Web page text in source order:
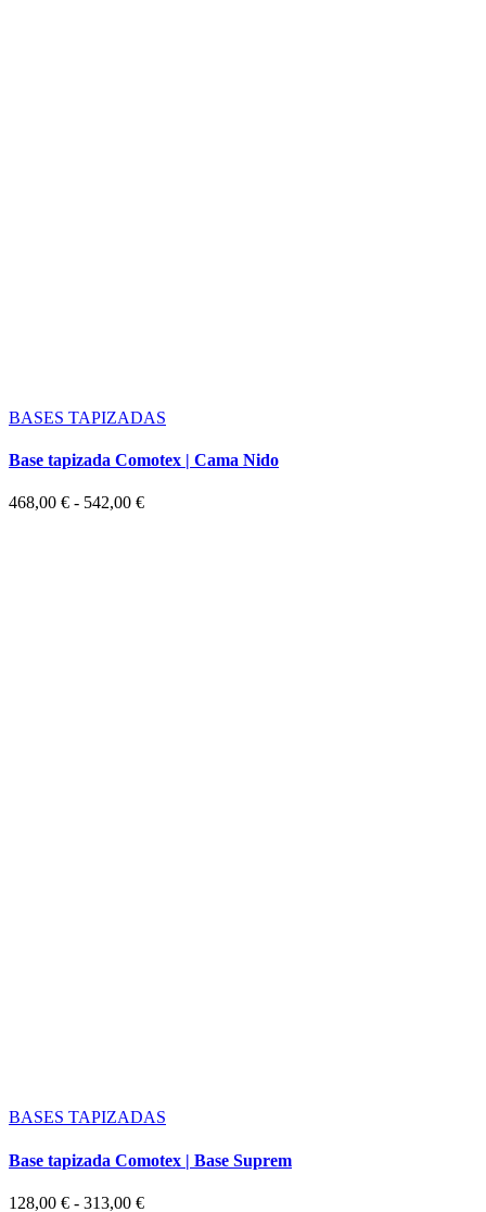
BASES TAPIZADAS
Base tapizada Comotex | Cama Nido
468,00 € - 542,00 €Rango
BASES TAPIZADAS
Base tapizada Comotex | Base Suprem
128,00 € - 313,00 €Rango